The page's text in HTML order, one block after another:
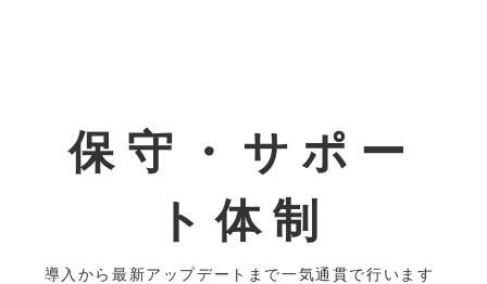
保守・サポー
ト体制
導入から最新アップデートまで一気通貫で行います